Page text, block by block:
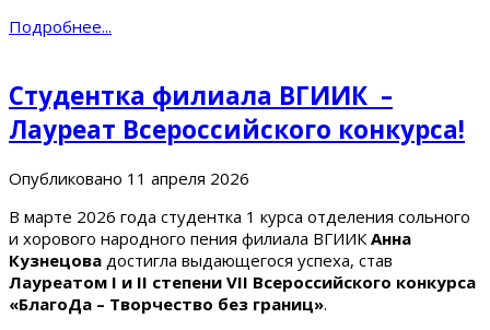
Подробнее...
Студентка филиала ВГИИК –
Лауреат Всероссийского конкурса!
Опубликовано 11 апреля 2026
В марте 2026 года студентка 1 курса отделения сольного
и хорового народного пения филиала ВГИИКАнна
Кузнецова достигла выдающегося успеха, став
Лауреатом I и II степени VII Всероссийского конкурса
«БлагоДа – Творчество без границ».